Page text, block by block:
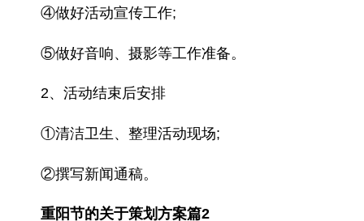
④做好活动宣传工作;
⑤做好音响、摄影等工作准备。
2、活动结束后安排
①清洁卫生、整理活动现场;
②撰写新闻通稿。
重阳节的关于策划方案篇2